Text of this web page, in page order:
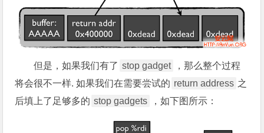
但是，如果我们有了 stop gadget
，那么整个过程
将会很不一样. 如果我们在需要尝试的 return address 之
后填上了足够多的 stop gadgets ，如下图所示：